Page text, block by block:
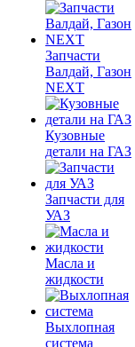
Запчасти
Валдай, Газон
NEXT
Кузовные
детали на ГАЗ
Запчасти для
УАЗ
Масла и
жидкости
Выхлопная
система